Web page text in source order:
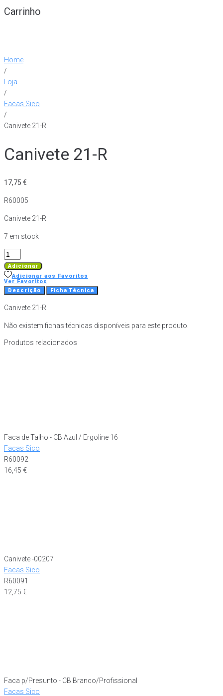
Carrinho
Home
/
Loja
/
Facas Sico
/
Canivete 21-R
Canivete 21-R
17,75 €
R60005
Canivete 21-R
7 em stock
Quantidade
de
Canivete
21-
Adicionar
Adicionar aos Favoritos
Ver Favoritos
Descrição
Ficha Técnica
Canivete 21-R
Não existem fichas técnicas disponíveis para este produto.
Produtos relacionados
Faca de Talho - CB Azul / Ergoline 16
Facas Sico
R60092
16,45 €
Canivete -00207
Facas Sico
R60091
12,75 €
Faca p/Presunto - CB Branco/Profissional
Facas Sico